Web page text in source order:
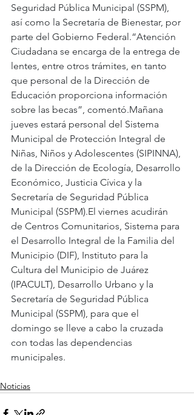
Seguridad Pública Municipal (SSPM),
así como la Secretaría de Bienestar, por
parte del Gobierno Federal.“Atención
Ciudadana se encarga de la entrega de
lentes, entre otros trámites, en tanto
que personal de la Dirección de
Educación proporciona información
sobre las becas”, comentó.Mañana
jueves estará personal del Sistema
Municipal de Protección Integral de
Niñas, Niños y Adolescentes (SIPINNA),
de la Dirección de Ecología, Desarrollo
Económico, Justicia Cívica y la
Secretaría de Seguridad Pública
Municipal (SSPM).El viernes acudirán
de Centros Comunitarios, Sistema para
el Desarrollo Integral de la Familia del
Municipio (DIF), Instituto para la
Cultura del Municipio de Juárez
(IPACULT), Desarrollo Urbano y la
Secretaría de Seguridad Pública
Municipal (SSPM), para que el
domingo se lleve a cabo la cruzada
con todas las dependencias
municipales.
Noticias